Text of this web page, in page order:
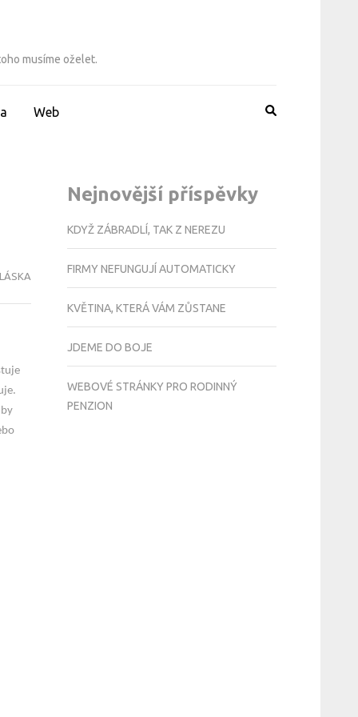
musíme oželet.
Web
LÁSKA
Nejnovější příspěvky
KDYŽ ZÁBRADLÍ, TAK Z NEREZU
FIRMY NEFUNGUJÍ AUTOMATICKY
KVĚTINA, KTERÁ VÁM ZŮSTANE
JDEME DO BOJE
WEBOVÉ STRÁNKY PRO RODINNÝ
PENZION